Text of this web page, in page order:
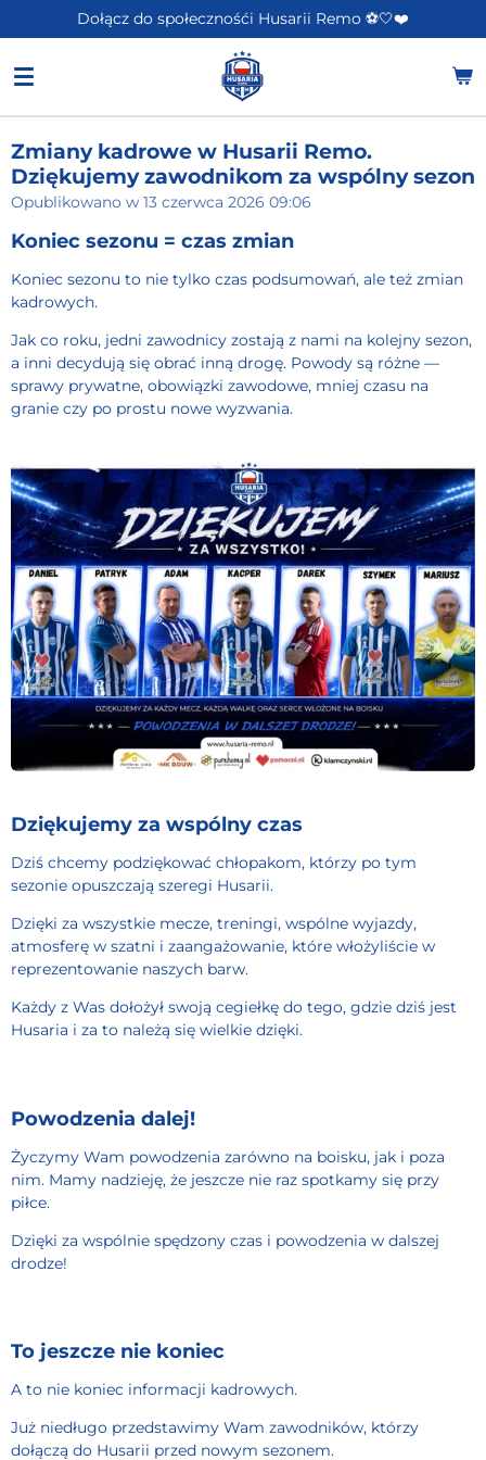
do
głównej
treści
Dołącz do społecznośći Husarii Remo ⚽️🤍❤️
Zmiany kadrowe w Husarii Remo.
Dziękujemy zawodnikom za wspólny sezon
Opublikowano w 13 czerwca 2026 09:06
Koniec sezonu = czas zmian
Koniec sezonu to nie tylko czas podsumowań, ale też zmian
kadrowych.
Jak co roku, jedni zawodnicy zostają z nami na kolejny sezon,
a inni decydują się obrać inną drogę. Powody są różne —
sprawy prywatne, obowiązki zawodowe, mniej czasu na
granie czy po prostu nowe wyzwania.
Dziękujemy za wspólny czas
Dziś chcemy podziękować chłopakom, którzy po tym
sezonie opuszczają szeregi Husarii.
Dzięki za wszystkie mecze, treningi, wspólne wyjazdy,
atmosferę w szatni i zaangażowanie, które włożyliście w
reprezentowanie naszych barw.
Każdy z Was dołożył swoją cegiełkę do tego, gdzie dziś jest
Husaria i za to należą się wielkie dzięki.
Powodzenia dalej!
Życzymy Wam powodzenia zarówno na boisku, jak i poza
nim. Mamy nadzieję, że jeszcze nie raz spotkamy się przy
piłce.
Dzięki za wspólnie spędzony czas i powodzenia w dalszej
drodze!
To jeszcze nie koniec
A to nie koniec informacji kadrowych.
Już niedługo przedstawimy Wam zawodników, którzy
dołączą do Husarii przed nowym sezonem.